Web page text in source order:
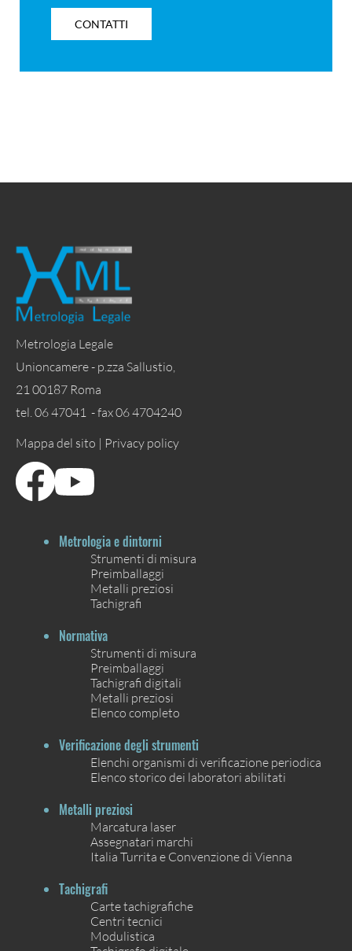
CONTATTI
Metrologia Legale
Unioncamere - p.zza Sallustio,
21 00187 Roma
tel. 06 47041 - fax 06 4704240
Mappa del sito | Privacy policy
Metrologia e dintorni
Strumenti di misura
Preimballaggi
Metalli preziosi
Tachigrafi
Normativa
Strumenti di misura
Preimballaggi
Tachigrafi digitali
Metalli preziosi
Elenco completo
Verificazione degli strumenti
Elenchi organismi di verificazione periodica
Elenco storico dei laboratori abilitati
Metalli preziosi
Marcatura laser
Assegnatari marchi
Italia Turrita e Convenzione di Vienna
Tachigrafi
Carte tachigrafiche
Centri tecnici
Modulistica